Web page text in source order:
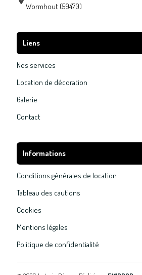
Wormhout (59470)
Liens
Nos services
Location de décoration
Galerie
Contact
Informations
Conditions générales de location
Tableau des cautions
Cookies
Mentions légales
Politique de confidentialité